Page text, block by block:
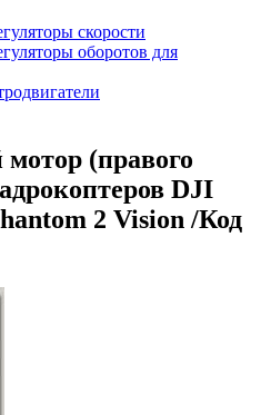
скорости
оборотов для
(правого
DJI
2 Vision /Код